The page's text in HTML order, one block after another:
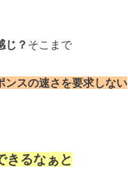
じ？ そこまで
ンスの速さを要求しない
きるなぁと